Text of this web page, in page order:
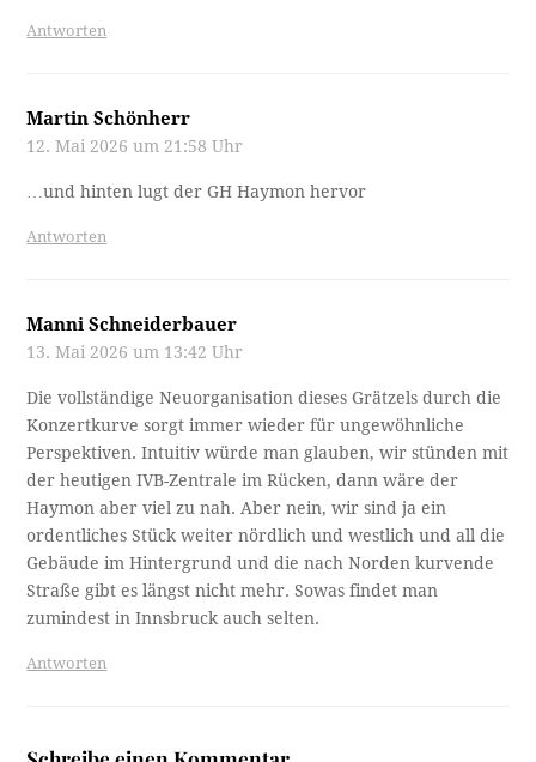
Antworten
Martin Schönherr
12. Mai 2026 um 21:58 Uhr
…und hinten lugt der GH Haymon hervor
Antworten
Manni Schneiderbauer
13. Mai 2026 um 13:42 Uhr
Die vollständige Neuorganisation dieses Grätzels durch die
Konzertkurve sorgt immer wieder für ungewöhnliche
Perspektiven. Intuitiv würde man glauben, wir stünden mit
der heutigen IVB-Zentrale im Rücken, dann wäre der
Haymon aber viel zu nah. Aber nein, wir sind ja ein
ordentliches Stück weiter nördlich und westlich und all die
Gebäude im Hintergrund und die nach Norden kurvende
Straße gibt es längst nicht mehr. Sowas findet man
zumindest in Innsbruck auch selten.
Antworten